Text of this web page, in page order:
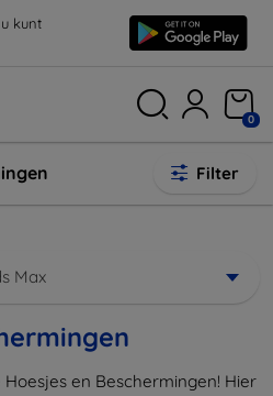
kunt
0
Filter
Max
en Beschermingen! Hier